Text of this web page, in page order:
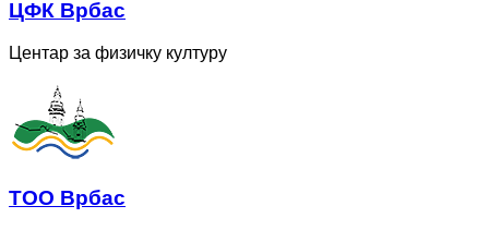
ЦФК Врбас
Центар за физичку културу
ТОО Врбас